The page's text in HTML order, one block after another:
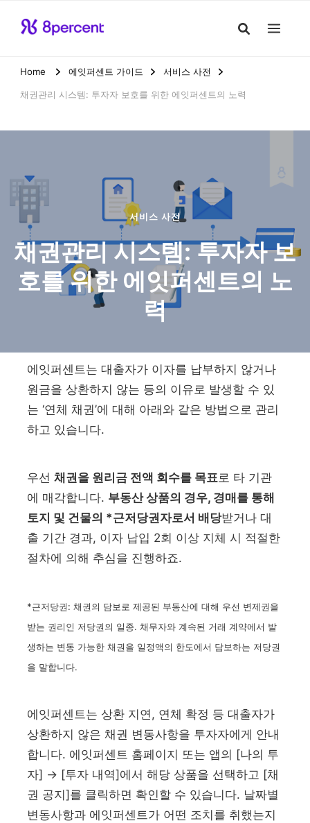
Home 에잇퍼센트 가이드 서비스 사전
채권관리 시스템: 투자자 보호를 위한 에잇퍼센트의 노력
서비스 사전
채권관리 시스템: 투자자 보
호를 위한 에잇퍼센트의 노
력
에잇퍼센트는 대출자가 이자를 납부하지 않거나
원금을 상환하지 않는 등의 이유로 발생할 수 있
는 ‘연체 채권’에 대해 아래와 같은 방법으로 관리
하고 있습니다.
우선 채권을 원리금 전액 회수를 목표로 타 기관
에 매각합니다. 부동산 상품의 경우, 경매를 통해
토지 및 건물의 *근저당권자로서 배당받거나 대
출 기간 경과, 이자 납입 2회 이상 지체 시 적절한
절차에 의해 추심을 진행하죠.
*근저당권: 채권의 담보로 제공된 부동산에 대해 우선 변제권을
받는 권리인 저당권의 일종. 채무자와 계속된 거래 계약에서 발
생하는 변동 가능한 채권을 일정액의 한도에서 담보하는 저당권
을 말합니다.
에잇퍼센트는 상환 지연, 연체 확정 등 대출자가
상환하지 않은 채권 변동사항을 투자자에게 안내
합니다. 에잇퍼센트 홈페이지 또는 앱의 [나의 투
자] → [투자 내역]에서 해당 상품을 선택하고 [채
권 공지]를 클릭하면 확인할 수 있습니다. 날짜별
변동사항과 에잇퍼센트가 어떤 조치를 취했는지